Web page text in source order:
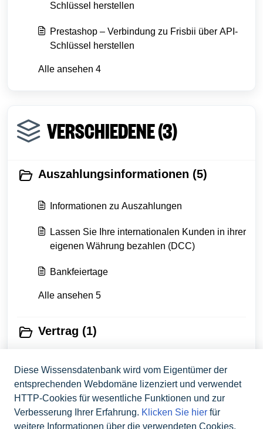
Schlüssel herstellen
Prestashop – Verbindung zu Frisbii über API-
Schlüssel herstellen
Alle ansehen 4
VERSCHIEDENE (3)
Auszahlungsinformationen (5)
Informationen zu Auszahlungen
Lassen Sie Ihre internationalen Kunden in ihrer
eigenen Währung bezahlen (DCC)
Bankfeiertage
Alle ansehen 5
Vertrag (1)
Flatpay Kontakt (1)
Diese Wissensdatenbank wird vom Eigentümer der
entsprechenden Webdomäne lizenziert und verwendet
HTTP-Cookies für wesentliche Funktionen und zur
Verbesserung Ihrer Erfahrung. Klicken Sie hier für
weitere Informationen über die verwendeten Cookies.